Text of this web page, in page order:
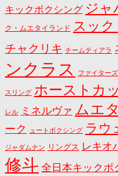
キックボクシング ジャ
ク・ムエタイランド スッ
チャクリキ チームティアラ
ンクラス
ファイター
スリング ホーストカ
レル ミネルヴァ ムエ
ーク
ュートボクシング ラウ
ジャダムナン リングス レキオ
修斗 全日本キックボ